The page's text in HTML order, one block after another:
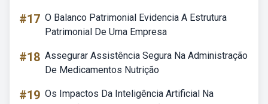
#17 O Balanco Patrimonial Evidencia A Estrutura
Patrimonial De Uma Empresa
#18 Assegurar Assistência Segura Na Administração
De Medicamentos Nutrição
#19 Os Impactos Da Inteligência Artificial Na